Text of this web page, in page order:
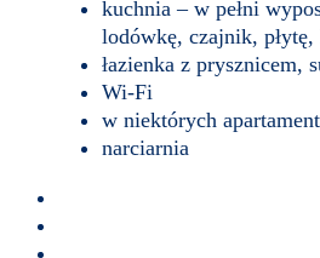
kuchnia – w pełni
lodówkę, czajnik,
łazienka z prysznicem,
Wi-Fi
w niektórych
narciarnia